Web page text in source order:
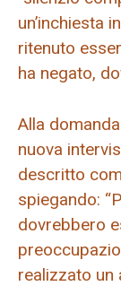
un’inchiesta
ritenuto
ha negato,
Alla
nuova
descritto
spiegando:
dovrebbero
realizzato un